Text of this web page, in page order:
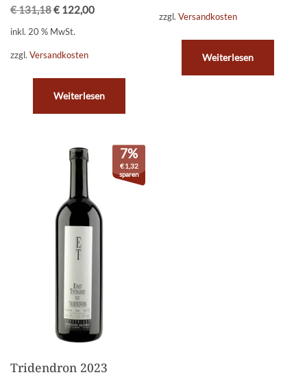
€131,18€ 122,00
inkl. 20 % MwSt.
zzgl. Versandkosten
Weiterlesen
zzgl.Versandkosten
Weiterlesen
7%
€1,32
sparen
Tridendron 2023